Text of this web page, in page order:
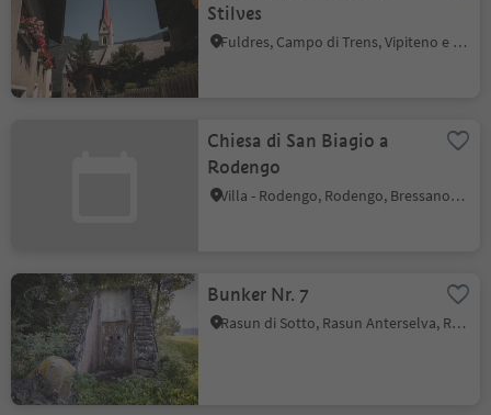
Stilves
Fuldres, Campo di Trens, Vipiteno e dintorni
Chiesa di San Biagio a
Rodengo
Villa - Rodengo, Rodengo, Bressanone e dintorni
Bunker Nr. 7
Rasun di Sotto, Rasun Anterselva, Regione dolomitica Plan de Corones